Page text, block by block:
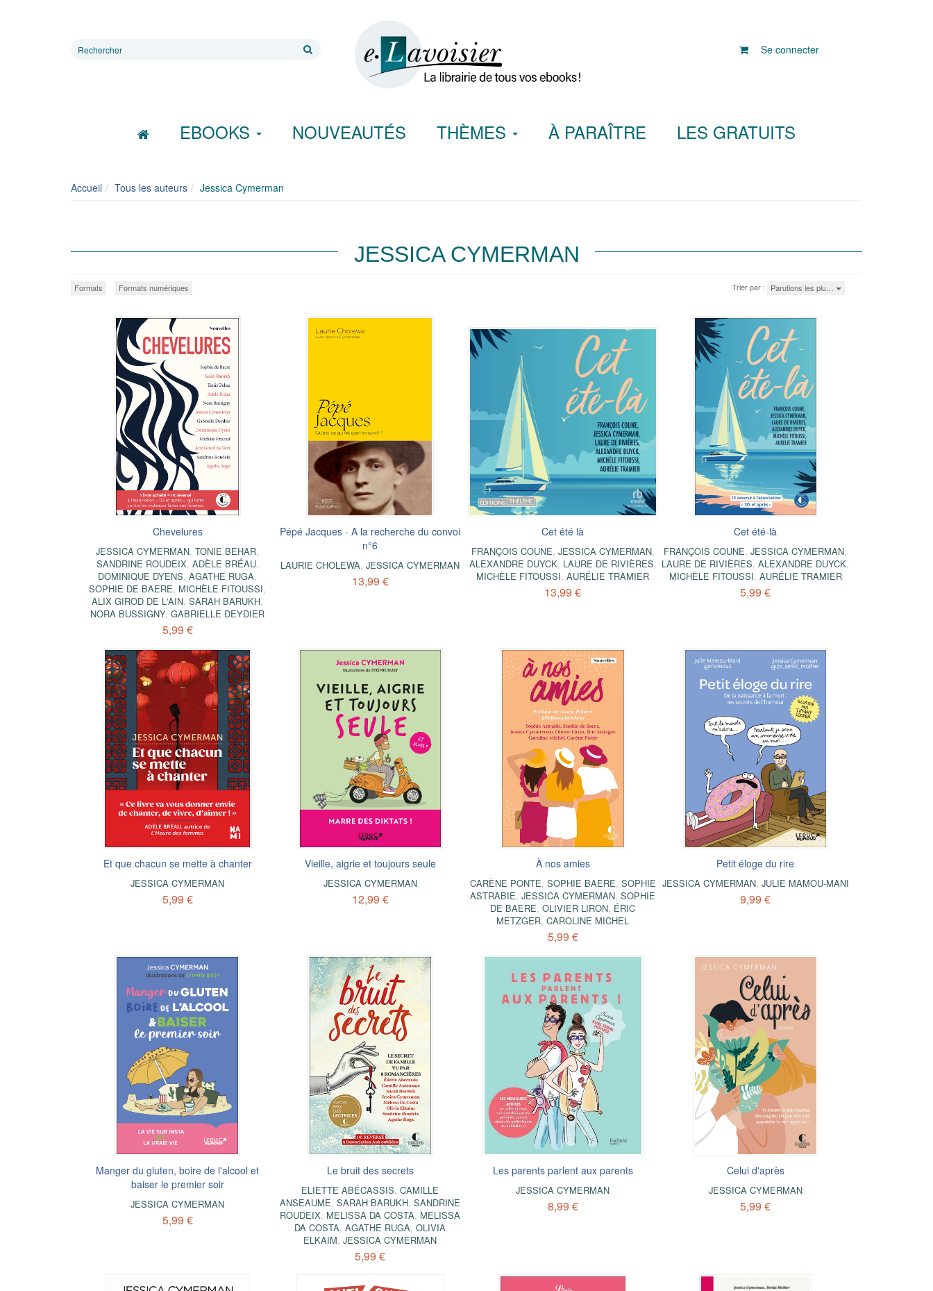
Rechercher
Se connecter
EBOOKS NOUVEAUTÉS THÈMES À PARAÎTRE LES GRATUITS
Accueil Tous les auteurs Jessica Cymerman
JESSICA CYMERMAN
Formats Formats numériques Trier par : Parutions les plu…
Chevelures
JESSICA CYMERMAN,TONIE BEHAR,
SANDRINE ROUDEIX, ADÈLE BRÉAU,
DOMINIQUE DYENS,AGATHE RUGA,
SOPHIE DE BAERE, MICHÈLE FITOUSSI,
ALIX GIROD DE L'AIN,SARAH BARUKH,
NORA BUSSIGNY,GABRIELLE DEYDIER
5,99 €
Pépé Jacques - A la recherche du convoi
n°6
LAURIE CHOLEWA,JESSICA CYMERMAN
13,99 €
Cet été là
FRANÇOIS COUNE, JESSICA CYMERMAN,
ALEXANDRE DUYCK, LAURE DE RIVIÈRES,
MICHÈLE FITOUSSI,AURÉLIE TRAMIER
13,99 €
Cet été-là
FRANÇOIS COUNE,JESSICA CYMERMAN,
LAURE DE RIVIÈRES,ALEXANDRE DUYCK,
MICHÈLE FITOUSSI, AURÉLIE TRAMIER
5,99 €
Et que chacun se mette à chanter
JESSICA CYMERMAN
5,99 €
Vieille, aigrie et toujours seule
JESSICA CYMERMAN
12,99 €
À nos amies
CARÈNE PONTE, SOPHIE BAERE, SOPHIE
ASTRABIE,JESSICA CYMERMAN,SOPHIE
DE BAERE,OLIVIER LIRON, ÉRIC
METZGER,CAROLINE MICHEL
5,99 €
Petit éloge du rire
JESSICA CYMERMAN, JULIE MAMOU-MANI
9,99 €
Manger du gluten, boire de l'alcool et
baiser le premier soir
JESSICA CYMERMAN
5,99 €
Le bruit des secrets
ELIETTE ABÉCASSIS,CAMILLE
ANSEAUME,SARAH BARUKH,SANDRINE
ROUDEIX, MELISSA DA COSTA, MELISSA
DA COSTA,AGATHE RUGA,OLIVIA
ELKAIM,JESSICA CYMERMAN
5,99 €
Les parents parlent aux parents
JESSICA CYMERMAN
8,99 €
Celui d'après
JESSICA CYMERMAN
5,99 €